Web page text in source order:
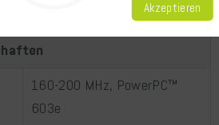
Akzeptieren
160-200 MHz, PowerPC™
603e